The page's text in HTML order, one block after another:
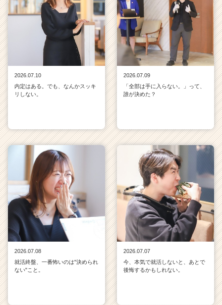
2026.07.10
内定はある。でも、なんかスッキ
リしない。
2026.07.09
「全部は手に入らない。」って、
誰が決めた？
2026.07.08
就活終盤、一番怖いのは"決められ
ない"こと。
2026.07.07
今、本気で就活しないと、あとで
後悔するかもしれない。